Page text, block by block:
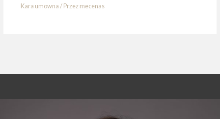
Kara umowna/ Przezmecenas